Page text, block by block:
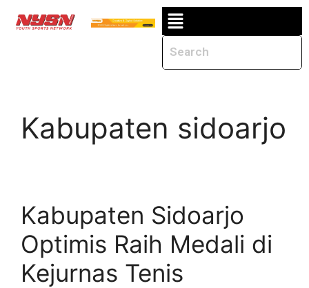
Kabupaten sidoarjo
Kabupaten Sidoarjo
Optimis Raih Medali di
Kejurnas Tenis